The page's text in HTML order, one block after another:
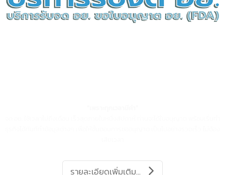
บริการรับจด อย. ขอใบอนุญาต อย.